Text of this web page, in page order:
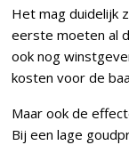
Het mag duidelijk
eerste moeten al
ook nog
kosten voor de
Maar ook de
Bij een lage